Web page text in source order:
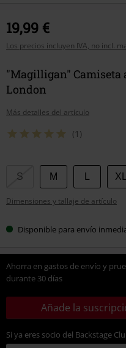
19,99 €
Los precios incluyen IVA, no incl.
"Magilligan" Camiseta
London
Más detalles del artículo
(1)
Elige
talla
S M XL
Dimensiones y tallaje de artículo
Disponible para envío
Ahorra en gastos de envío y
durante 30 días
Añade la
Si ya eres socio del Backstage